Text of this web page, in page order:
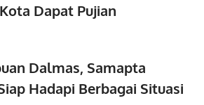
Dapat Pujian
Dalmas, Samapta
Hadapi Berbagai Situasi